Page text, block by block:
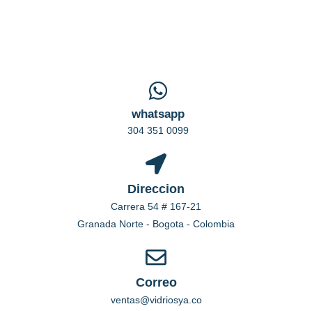
whatsapp
304 351 0099
Direccion
Carrera 54 # 167-21
Granada Norte - Bogota - Colombia
Correo
ventas@vidriosya.co